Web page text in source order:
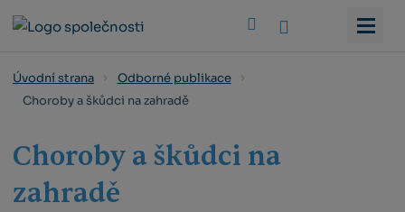
Úvodní strana
Odborné publikace
Choroby a škůdci na zahradě
Choroby a škůdci na
zahradě